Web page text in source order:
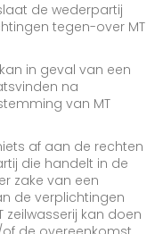
de wederpartij
tegen-over MT
in geval van een
na
van MT
af aan de rechten
die handelt in de
zake van een
de verplichtingen
zeilwasserij kan doen